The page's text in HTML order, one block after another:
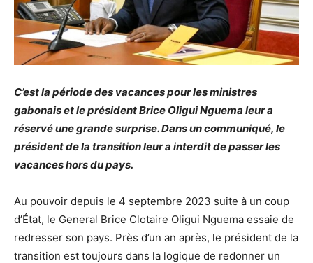
C’est la période des vacances pour les ministres
gabonais et le président Brice Oligui Nguema leur a
réservé une grande surprise. Dans un communiqué, le
président de la transition leur a interdit de passer les
vacances hors du pays.
Au pouvoir depuis le 4 septembre 2023 suite à un coup
d’État, le General Brice Clotaire Oligui Nguema essaie de
redresser son pays. Près d’un an après, le président de la
transition est toujours dans la logique de redonner un